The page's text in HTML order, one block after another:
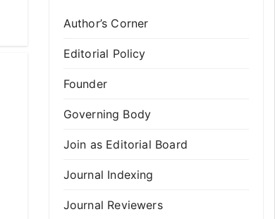
Author’s Corner
Editorial Policy
Founder
Governing Body
Join as Editorial Board
Journal Indexing
Journal Reviewers